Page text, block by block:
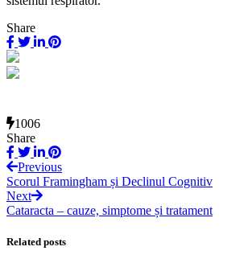
Share
1006
Share
Previous
Scorul Framingham și Declinul Cognitiv
Next
Cataracta – cauze, simptome și tratament
Related posts